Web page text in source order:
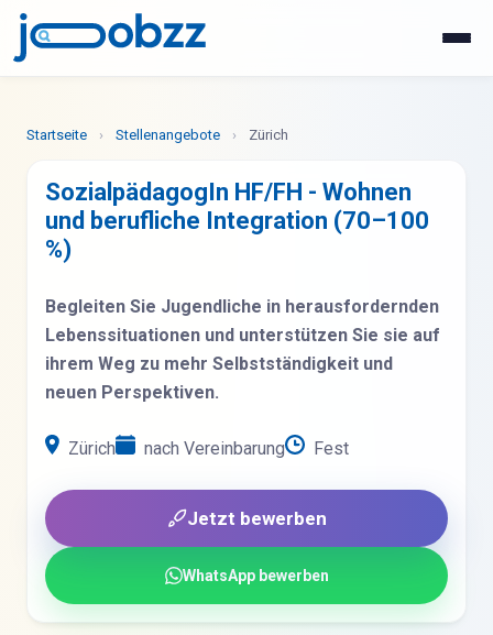
Startseite › Stellenangebote › Zürich
SozialpädagogIn HF/FH - Wohnen
und berufliche Integration (70–100
%)
Begleiten Sie Jugendliche in herausfordernden
Lebenssituationen und unterstützen Sie sie auf
ihrem Weg zu mehr Selbstständigkeit und
neuen Perspektiven.
Zürich nach Vereinbarung Fest
Jetzt bewerben
WhatsApp bewerben